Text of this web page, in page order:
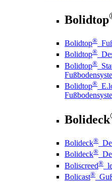
Bolidtop
Bolidtop®
Bolidtop®
Bolidtop®
Bolidtop®
Bolideck
Bolideck®
Bolideck®
Boliscreed®
Bolicast®